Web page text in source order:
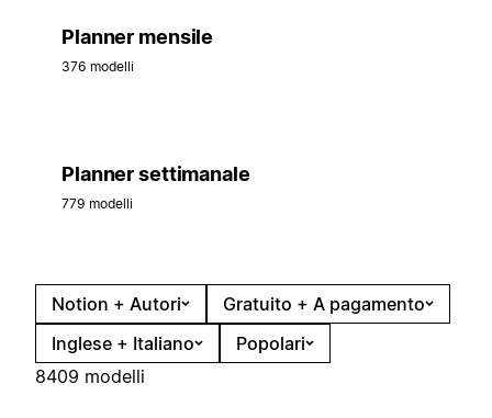
Planner mensile
376 modelli
Planner settimanale
779 modelli
Notion + Autori
Gratuito + A pagamento
Inglese + Italiano
Popolari
8409 modelli